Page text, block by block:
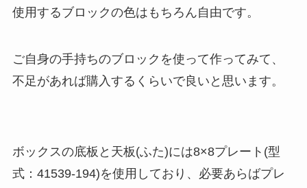
使用するブロックの色はもちろん自由です。
ご自身の手持ちのブロックを使って作ってみて、
不足があれば購入するくらいで良いと思います。
ボックスの底板と天板(ふた)には8×8プレート(型
式：41539-194)を使用しており、必要あらばプレ